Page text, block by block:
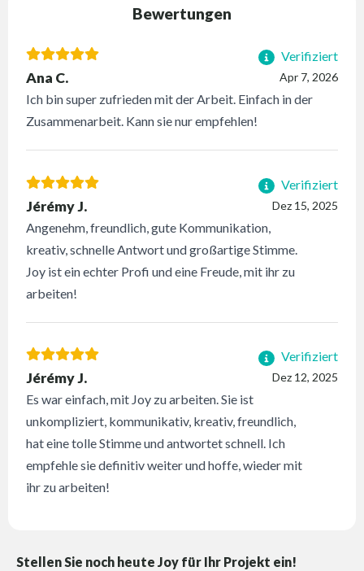
Bewertungen
Verifiziert
Apr 7, 2026
Ana C.
Ich bin super zufrieden mit der Arbeit. Einfach in der
Zusammenarbeit. Kann sie nur empfehlen!
Verifiziert
Dez 15, 2025
Jérémy J.
Angenehm, freundlich, gute Kommunikation,
kreativ, schnelle Antwort und großartige Stimme.
Joy ist ein echter Profi und eine Freude, mit ihr zu
arbeiten!
Verifiziert
Dez 12, 2025
Jérémy J.
Es war einfach, mit Joy zu arbeiten. Sie ist
unkompliziert, kommunikativ, kreativ, freundlich,
hat eine tolle Stimme und antwortet schnell. Ich
empfehle sie definitiv weiter und hoffe, wieder mit
ihr zu arbeiten!
Stellen Sie noch heute Joy für Ihr Projekt ein!